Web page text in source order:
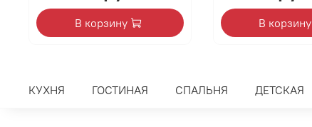
В корзину В корзину
КУХНЯ ГОСТИНАЯ СПАЛЬНЯ ДЕТСКАЯ